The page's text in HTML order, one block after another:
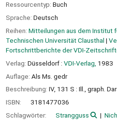
Ressourcentyp: Buch
Sprache: Deutsch
Reihen: Mitteilungen aus dem Institut
Technischen Universität Clausthal |
Fortschrittberichte der VDI-
Verlag: Düsseldorf : VDI-Verlag, 1983
Auflage: Als Ms. gedr
Beschreibung: IV, 131 S : Ill., graph.
ISBN:
3181477036
Schlagwörter:
Strangguss